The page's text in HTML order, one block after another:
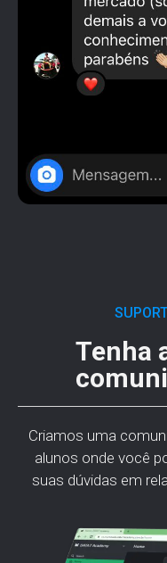
Tenha
Criamos uma
alunos onde você
suas dúvidas em